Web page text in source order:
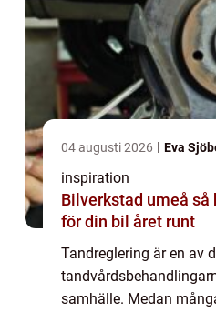
04 augusti 2026 Eva
inspiration
Bilverkstad umeå så hittar du rätt hjälp
för din bil året runt
Tandreglering är en av
samhälle. Medan